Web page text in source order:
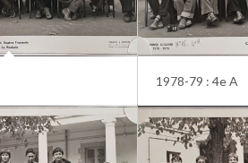
1978-79 : 4e A